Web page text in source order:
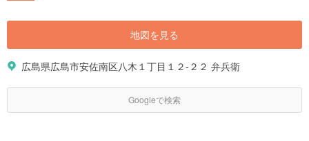
地図を見る
広島県広島市安佐南区八木１丁目１２-２２ 弁兵衛
Googleで検索